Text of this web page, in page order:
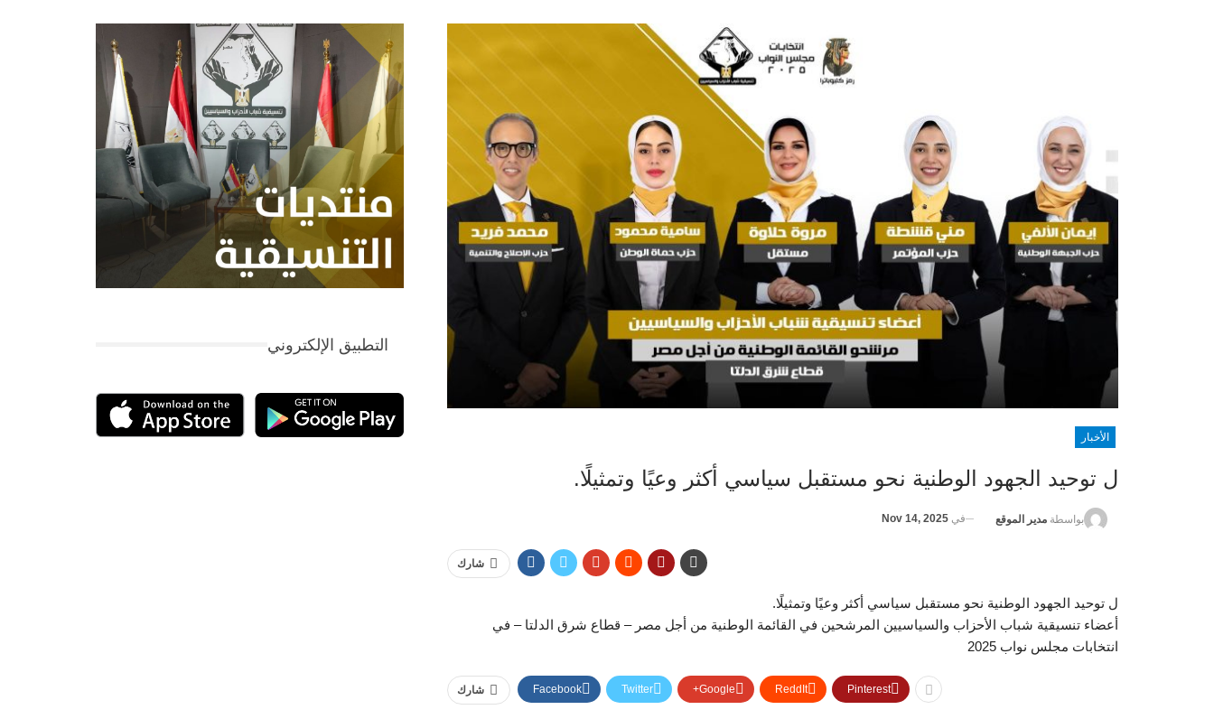
الأخبار
ل توحيد الجهود الوطنية نحو مستقبل سياسي أكثر وعيًا وتمثيلًا.
بواسطة مدير الموقع في Nov 14, 2025
شارك
ل توحيد الجهود الوطنية نحو مستقبل سياسي أكثر وعيًا وتمثيلًا.
أعضاء تنسيقية شباب الأحزاب والسياسيين المرشحين في القائمة الوطنية من أجل مصر – قطاع شرق الدلتا – في
انتخابات مجلس نواب 2025
شارك Facebook Twitter Google+ ReddIt Pinterest
التطبيق الإلكتروني